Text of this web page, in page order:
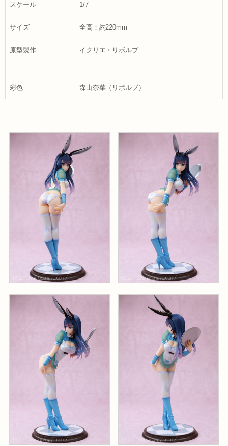
スケール 1/7
サイズ 全高：約220mm
原型製作 イクリエ・リボルブ
彩色 森山奈菜（リボルブ）